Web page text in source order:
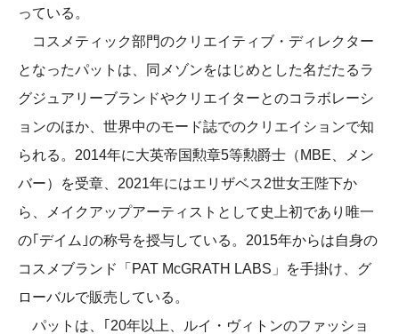
っている。
コスメティック部門のクリエイティブ・ディレクター
となったパットは、同メゾンをはじめとした名だたるラ
グジュアリーブランドやクリエイターとのコラボレーシ
ョンのほか、世界中のモード誌でのクリエイションで知
られる。2014年に大英帝国勲章5等勲爵士（MBE、メン
バー）を受章、2021年にはエリザベス2世女王陛下か
ら、メイクアップアーティストとして史上初であり唯一
の｢デイム｣の称号を授与している。2015年からは自身の
コスメブランド「PAT McGRATH LABS」を手掛け、グ
ローバルで販売している。
パットは、｢20年以上、ルイ・ヴィトンのファッショ